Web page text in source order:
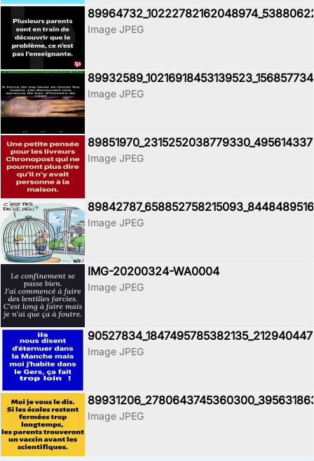
Image JPEG
Image JPEG
Image JPEG
Image JPEG
IMG-20200324-WA0004
Image JPEG
Image JPEG
Image JPEG